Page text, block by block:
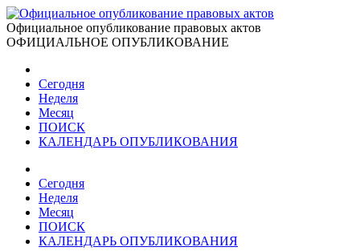
Официальное опубликование правовых актов
ОФИЦИАЛЬНОЕ ОПУБЛИКОВАНИЕ
Сегодня
Неделя
Месяц
ПОИСК
КАЛЕНДАРЬ ОПУБЛИКОВАНИЯ
Сегодня
Неделя
Месяц
ПОИСК
КАЛЕНДАРЬ ОПУБЛИКОВАНИЯ